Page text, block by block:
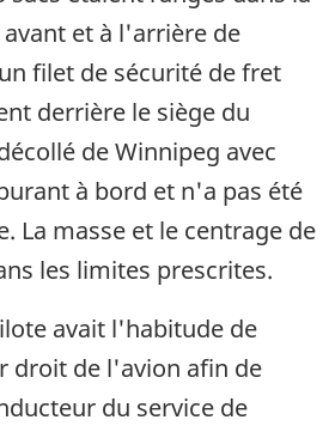
et à l'arrière de
filet de sécurité de fret
derrière le siège du
de Winnipeg avec
à bord et n'a pas été
La masse et le centrage de
les limites prescrites.
avait l'habitude de
droit de l'avion afin de
du service de